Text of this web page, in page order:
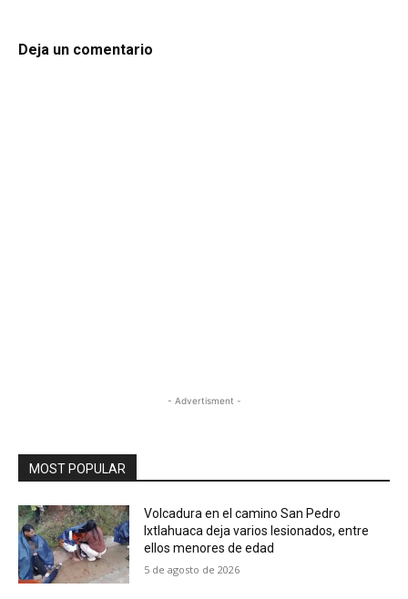
Deja un comentario
- Advertisment -
MOST POPULAR
Volcadura en el camino San Pedro
Ixtlahuaca deja varios lesionados, entre
ellos menores de edad
5 de agosto de 2026